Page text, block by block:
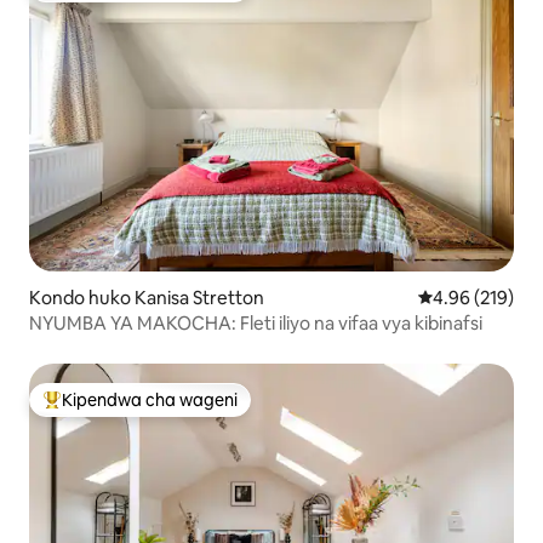
Kondo huko Kanisa Stretton Ukadiriaji wa
4.96 (219)
NYUMBA YA MAKOCHA: Fleti iliyo na vifaa vya kibinafsi
Kipendwa maarufu cha wageni
Kipendwa cha wageni